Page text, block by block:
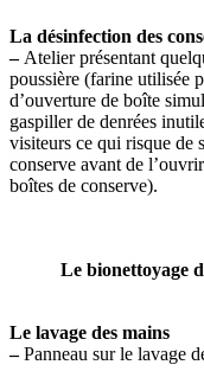
La désinfection des
–Atelier présentant
poussière (farine utilisée
d’ouverture de boîte
gaspiller de denrées
visiteurs ce qui risque de
conserve avant de
boîtes de conserve).
Le bionettoyage
Le lavage des mains
–Panneau sur le lavage